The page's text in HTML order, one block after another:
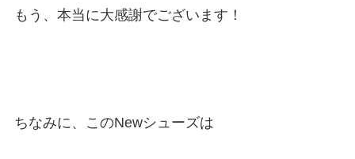
もう、本当に大感謝でございます！
ちなみに、このNewシューズは